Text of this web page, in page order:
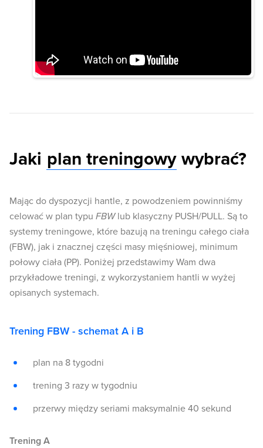
Jaki plan treningowy wybrać?
Mając do dyspozycji hantle, z powodzeniem powinniśmy
celować w plan typu FBWlub klasyczny PUSH/PULL. Są to
systemy treningowe, które bazują na treningu całego ciała
(FBW), jak i znacznej części masy mięśniowej, minimum
połowy ciała (PP). Poniżej przedstawimy Wam dwa
przykładowe treningi, z wykorzystaniem hantli w wyżej
opisanych systemach.
Trening FBW - schemat A i B
plan na 8 tygodni
trening 3 razy w tygodniu
przerwy między seriami maksymalnie 40 sekund
Trening A